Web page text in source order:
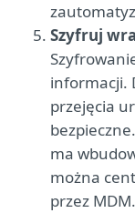
Szyfruj
informacji.
przejęcia
ma
można
przez MDM.